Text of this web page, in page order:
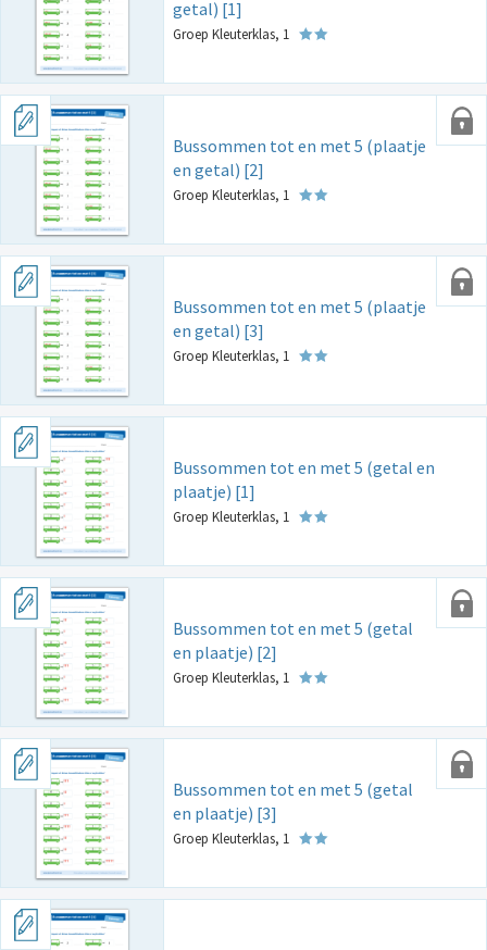
getal) [1]
Groep Kleuterklas, 1
Bussommen tot en met 5 (plaatje
en getal) [2]
Groep Kleuterklas, 1
Bussommen tot en met 5 (plaatje
en getal) [3]
Groep Kleuterklas, 1
Bussommen tot en met 5 (getal en
plaatje) [1]
Groep Kleuterklas, 1
Bussommen tot en met 5 (getal
en plaatje) [2]
Groep Kleuterklas, 1
Bussommen tot en met 5 (getal
en plaatje) [3]
Groep Kleuterklas, 1